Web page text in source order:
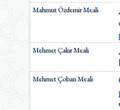
Mahmut Özdemir Meali
Mehmet Çakır Meali
Mehmet Çoban Meali